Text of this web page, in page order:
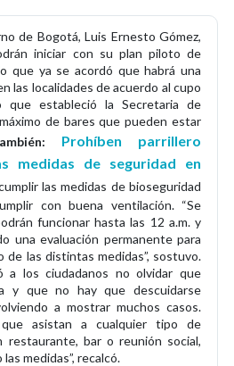
de Bogotá, Luis Ernesto Gómez,
iniciar con su plan piloto de
que ya se acordó que habrá una
las localidades de acuerdo al cupo
que estableció la Secretaria de
de bares que pueden estar
Prohíben parrillero
medidas de seguridad en
las medidas de bioseguridad
con buena ventilación. “Se
funcionar hasta las 12 a.m. y
una evaluación permanente para
de las distintas medidas”, sostuvo.
a los ciudadanos no olvidar que
y que no hay que descuidarse
a mostrar muchos casos.
que asistan a cualquier tipo de
restaurante, bar o reunión social,
medidas”, recalcó.